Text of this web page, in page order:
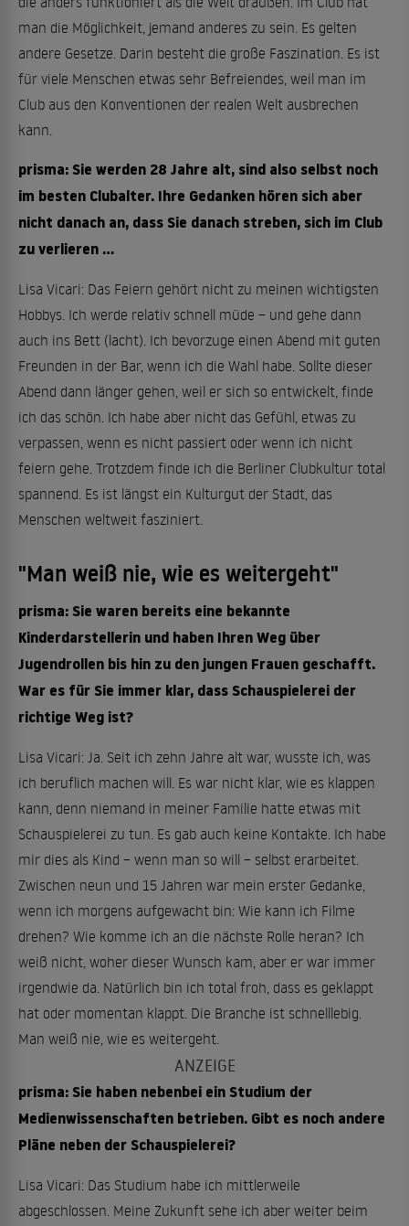
man die Möglichkeit, jemand anderes zu sein. Es gelten
andere Gesetze. Darin besteht die große Faszination. Es ist
für viele Menschen etwas sehr Befreiendes, weil man im
Club aus den Konventionen der realen Welt ausbrechen
kann.
prisma: Sie werden 28 Jahre alt, sind also selbst noch
im besten Clubalter. Ihre Gedanken hören sich aber
nicht danach an, dass Sie danach streben, sich im Club
zu verlieren ...
Lisa Vicari: Das Feiern gehört nicht zu meinen wichtigsten
Hobbys. Ich werde relativ schnell müde – und gehe dann
auch ins Bett (lacht). Ich bevorzuge einen Abend mit guten
Freunden in der Bar, wenn ich die Wahl habe. Sollte dieser
Abend dann länger gehen, weil er sich so entwickelt, finde
ich das schön. Ich habe aber nicht das Gefühl, etwas zu
verpassen, wenn es nicht passiert oder wenn ich nicht
feiern gehe. Trotzdem finde ich die Berliner Clubkultur total
spannend. Es ist längst ein Kulturgut der Stadt, das
Menschen weltweit fasziniert.
"Man weiß nie, wie es weitergeht"
prisma: Sie waren bereits eine bekannte
Kinderdarstellerin und haben Ihren Weg über
Jugendrollen bis hin zu den jungen Frauen geschafft.
War es für Sie immer klar, dass Schauspielerei der
richtige Weg ist?
Lisa Vicari: Ja. Seit ich zehn Jahre alt war, wusste ich, was
ich beruflich machen will. Es war nicht klar, wie es klappen
kann, denn niemand in meiner Familie hatte etwas mit
Schauspielerei zu tun. Es gab auch keine Kontakte. Ich habe
mir dies als Kind – wenn man so will – selbst erarbeitet.
Zwischen neun und 15 Jahren war mein erster Gedanke,
wenn ich morgens aufgewacht bin: Wie kann ich Filme
drehen? Wie komme ich an die nächste Rolle heran? Ich
weiß nicht, woher dieser Wunsch kam, aber er war immer
irgendwie da. Natürlich bin ich total froh, dass es geklappt
hat oder momentan klappt. Die Branche ist schnelllebig.
Man weiß nie, wie es weitergeht.
prisma: Sie haben nebenbei ein Studium der
Medienwissenschaften betrieben. Gibt es noch andere
Pläne neben der Schauspielerei?
Lisa Vicari: Das Studium habe ich mittlerweile
abgeschlossen. Meine Zukunft sehe ich aber weiter beim